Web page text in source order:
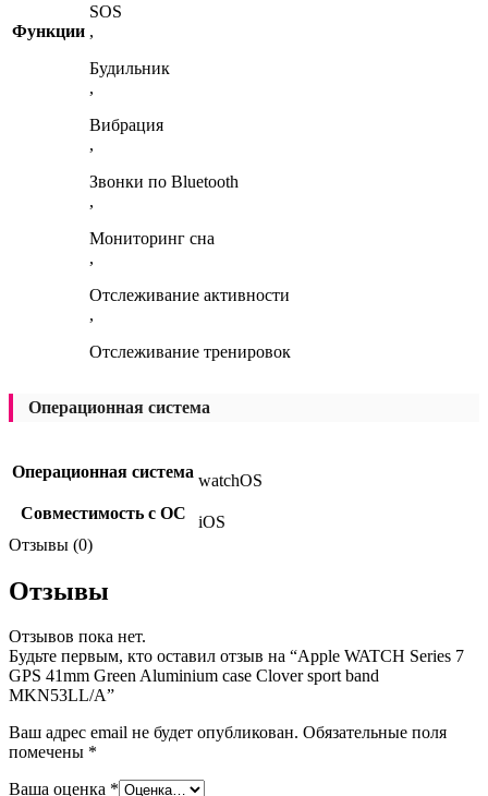
Функции
SOS
,
Будильник
,
Вибрация
,
Звонки по Bluetooth
,
Мониторинг сна
,
Отслеживание активности
,
Отслеживание тренировок
Операционная система
Операционная система watchOS
Совместимость с ОС
iOS
Отзывы (0)
Отзывы
Отзывов пока нет.
Будьте первым, кто оставил отзыв на “Apple WATCH Series 7
GPS 41mm Green Aluminium case Clover sport band
MKN53LL/A”
Ваш адрес email не будет опубликован. Обязательные поля
помечены *
Ваша оценка *